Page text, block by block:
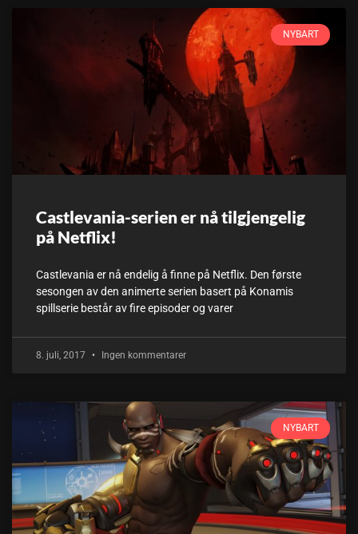
NYBART
Castlevania-serien er nå tilgjengelig
på Netflix!
Castlevania er nå endelig å finne på Netflix. Den første
sesongen av den animerte serien basert på Konamis
spillserie består av fire episoder og varer
8. juli, 2017 Ingen kommentarer
NYBART